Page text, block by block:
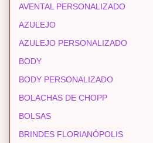
AVENTAL PERSONALIZADO
AZULEJO
AZULEJO PERSONALIZADO
BODY
BODY PERSONALIZADO
BOLACHAS DE CHOPP
BOLSAS
BRINDES FLORIANÓPOLIS